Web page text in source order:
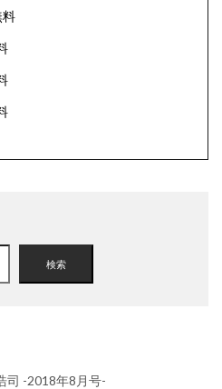
料
検索
司 -2018年8月号-